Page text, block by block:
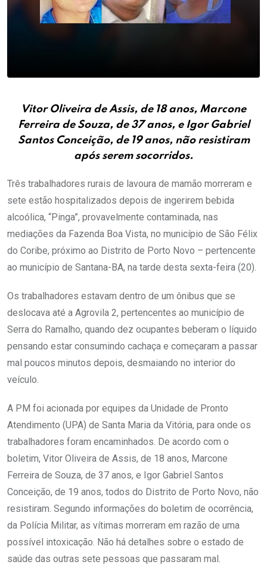
Vitor Oliveira de Assis, de 18 anos, Marcone
Ferreira de Souza, de 37 anos, e Igor Gabriel
Santos Conceição, de 19 anos, não resistiram
após serem socorridos.
Três trabalhadores rurais de lavoura de mamão morreram e
sete estão hospitalizados depois de ingerirem bebida
alcoólica, “Pinga”, provavelmente contaminada, nas
mediações da Fazenda Boa Vista, no município de São Félix
do Coribe, próximo ao Distrito de Porto Novo – pertencente
ao município de Santana-BA, na tarde desta sexta-feira (20).
Os trabalhadores estavam dentro de um ônibus que se
deslocava até a Agrovila 2, pertencentes ao município de
Serra do Ramalho, quando dez ocupantes beberam o líquido
pensando estar consumindo cachaça e começaram a passar
mal poucos minutos depois, desmaiando no interior do
veículo.
A PM foi acionada por equipes da Unidade de Pronto
Atendimento (UPA) de Santa Maria da Vitória, para onde os
trabalhadores foram encaminhados. De acordo com o
boletim, Vitor Oliveira de Assis, de 18 anos, Marcone
Ferreira de Souza, de 37 anos, e Igor Gabriel Santos
Conceição, de 19 anos, todos do Distrito de Porto Novo, não
resistiram. Segundo informações do boletim de ocorrência,
da Polícia Militar, as vítimas morreram em razão de uma
possível intoxicação. Não há detalhes sobre o estado de
saúde das outras sete pessoas que passaram mal.